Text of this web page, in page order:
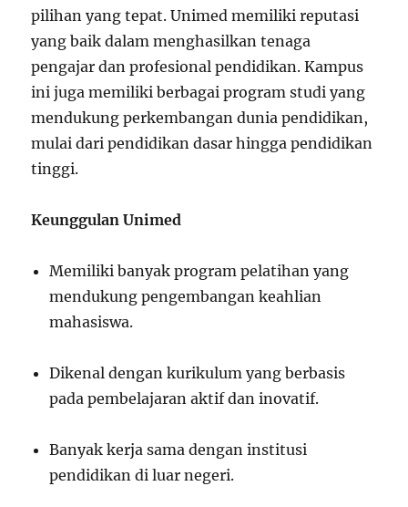
pilihan yang tepat. Unimed memiliki reputasi
yang baik dalam menghasilkan tenaga
pengajar dan profesional pendidikan. Kampus
ini juga memiliki berbagai program studi yang
mendukung perkembangan dunia pendidikan,
mulai dari pendidikan dasar hingga pendidikan
tinggi.
Keunggulan Unimed
Memiliki banyak program pelatihan yang
mendukung pengembangan keahlian
mahasiswa.
Dikenal dengan kurikulum yang berbasis
pada pembelajaran aktif dan inovatif.
Banyak kerja sama dengan institusi
pendidikan di luar negeri.